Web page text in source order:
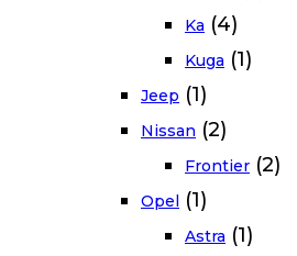
Ka (4)
Kuga (1)
Jeep (1)
Nissan (2)
Frontier (2)
Opel (1)
Astra (1)